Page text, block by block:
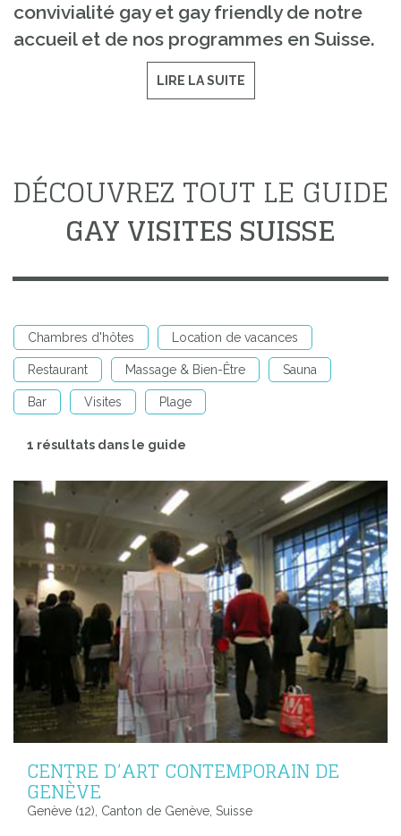
convivialité gay et gay friendly de notre
accueil et de nos programmes en Suisse.
LIRE LA SUITE
DÉCOUVREZ TOUT LE GUIDE
GAY VISITES SUISSE
Chambres d'hôtes Location de vacances
Restaurant Massage & Bien-Être Sauna
Bar Visites Plage
1 résultats dans le guide
CENTRE D’ART CONTEMPORAIN DE
GENÈVE
Genève (12), Canton de Genève, Suisse